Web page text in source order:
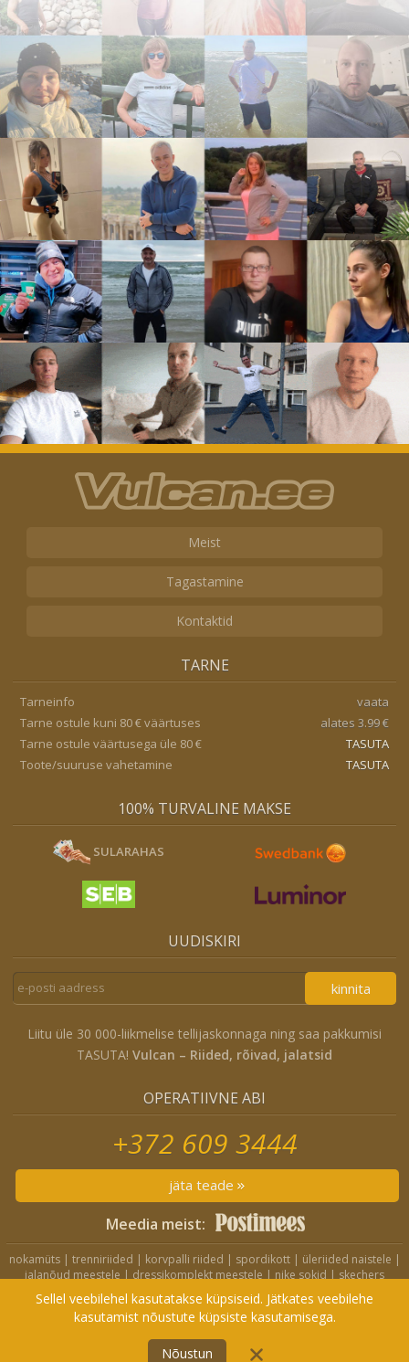
ESITA TELLIMUS
Meist
Tagastamine
Kontaktid
TARNE
Tarneinfo
vaata
Tarne ostule kuni 80 € väärtuses
alates 3.99 €
Tarne ostule väärtusega üle 80 €
TASUTA
Toote/suuruse vahetamine
TASUTA
100% TURVALINE MAKSE
SULARAHAS
UUDISKIRI
kinnita
Liitu üle 30 000-liikmelise tellijaskonnaga ning saa pakkumisi
TASUTA! Vulcan – Riided, rõivad, jalatsid
OPERATIIVNE ABI
+372 609 3444
jäta teade
Meedia meist:
nokamüts| trenniriided | korvpalli riided | spordikott| üleriided naistele |
jalanõud meestele | dressikomplekt meestele | nike sokid | skechers
jalanõud
nike jope | nike lühikesed püksid | nike spordikott | crocs
sandaalid|nike seljakott|nike dressikomplekt
|Kedai|Privaatsuspoliitika
Sellel veebilehel kasutatakse küpsiseid. Jätkates veebilehe
kasutamist nõustute küpsiste kasutamisega.
Nõustun